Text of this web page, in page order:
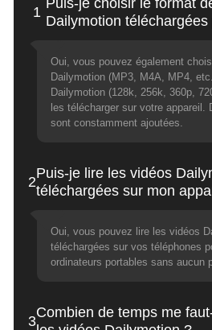
1
Puis-je choisir le format
Dailymotion
Oui, vous pouvez également
Dailymotion (MP3, M4A, MP4,
Dailymotion (128k, 256k, 360p,
les télécharger sur votre appareil.
sont constamment ajoutées.
2
Puis-je lire les vidéos
téléchargées sur mon
Oui, vous pouvez lire les vidéos
téléchargées sur vos téléphones
ordinateurs portables sans aucun
3
Combien de temps me